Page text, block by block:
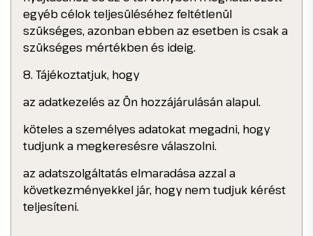
egyéb célok teljesüléséhez feltétlenül
szükséges, azonban ebben az esetben is csak a
szükséges mértékben és ideig.
8. Tájékoztatjuk, hogy
az adatkezelés az Ön hozzájárulásán alapul.
köteles a személyes adatokat megadni, hogy
tudjunk a megkeresésre válaszolni.
az adatszolgáltatás elmaradása azzal a
következményekkel jár, hogy nem tudjuk kérést
teljesíteni.